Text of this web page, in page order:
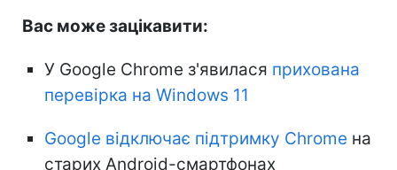
Вас може зацікавити:
У Google Chrome з'явилася прихована
перевірка на Windows 11
Google відключає підтримку Chrome на
старих Android-смартфонах